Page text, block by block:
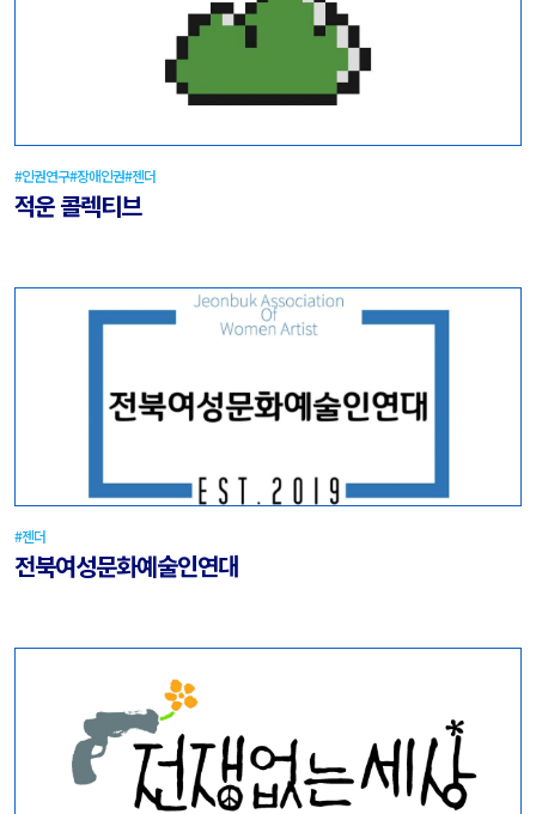
#인권연구#장애인권#젠더
적운 콜렉티브
#젠더
전북여성문화예술인연대